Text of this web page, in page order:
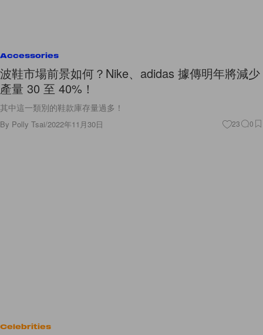
Accessories
波鞋市場前景如何？Nike、adidas 據傳明年將減少
產量 30 至 40%！
其中這一類別的鞋款庫存量過多！
By Polly Tsai/2022年11月30日 23 0
Celebrities